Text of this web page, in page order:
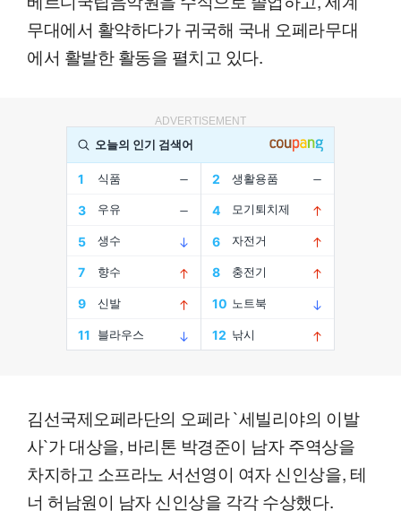
무대에서 활약하다가 귀국해 국내 오페라무대
에서 활발한 활동을 펼치고 있다.
ADVERTISEMENT
김선국제오페라단의 오페라 `세빌리야의 이발
사`가 대상을, 바리톤 박경준이 남자 주역상을
차지하고 소프라노 서선영이 여자 신인상을, 테
너 허남원이 남자 신인상을 각각 수상했다.